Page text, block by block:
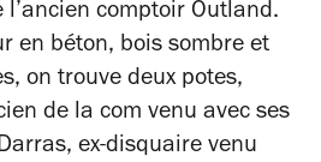
comptoir Outland.
en béton, bois sombre et
on trouve deux potes,
de la com venu avec ses
ex-disquaire venu